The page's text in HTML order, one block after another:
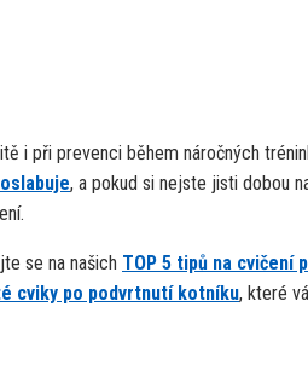
i při prevenci během náročných
, a pokud si nejste jisti dobou
se na našich TOP 5 tipů na cvičení
cviky po podvrtnutí kotníku, které